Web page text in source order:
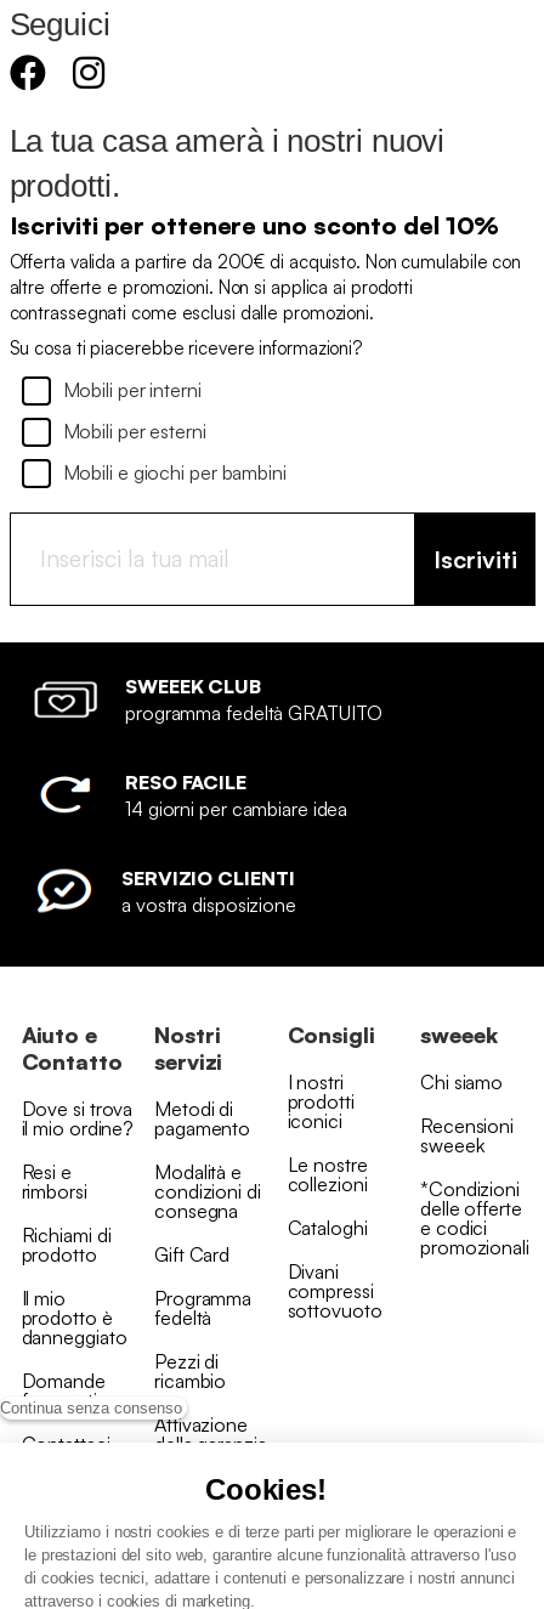
Continua senza consenso
Cookies!
Utilizziamo i nostri cookies e di terze parti per migliorare le operazioni e
le prestazioni del sito web, garantire alcune funzionalità attraverso l'uso
di cookies tecnici, adattare i contenuti e personalizzare i nostri annunci
attraverso i cookies di marketing.
Seguici
La tua casa amerà i nostri nuovi
prodotti.
Iscriviti per ottenere uno sconto del 10%
Offerta valida a partire da 200€ di acquisto. Non cumulabile con
altre offerte e promozioni. Non si applica ai prodotti
contrassegnati come esclusi dalle promozioni.
Su cosa ti piacerebbe ricevere informazioni?
Mobili per interni
Mobili per esterni
Mobili e giochi per bambini
Iscriviti
SWEEEK CLUB
programma fedeltà GRATUITO
RESO FACILE
14 giorni per cambiare idea
SERVIZIO CLIENTI
a vostra disposizione
Aiuto e
Contatto
Dove si trova
il mio ordine?
Resi e
rimborsi
Richiami di
prodotto
Il mio
prodotto è
danneggiato
Domande
frequenti
Contattaci
Nostri
servizi
Metodi di
pagamento
Modalità e
condizioni di
consegna
Gift Card
Programma
fedeltà
Pezzi di
ricambio
Attivazione
della garanzia
Consigli
I nostri
prodotti
iconici
Le nostre
collezioni
Cataloghi
Divani
compressi
sottovuoto
sweeek
Chi siamo
Recensioni
sweeek
*Condizioni
delle offerte
e codici
promozionali
Condizioni generali vendita